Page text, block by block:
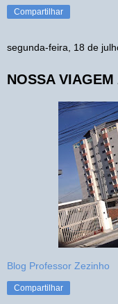
Compartilhar
segunda-feira, 18 de
NOSSA
Blog Professor Zezinho
Compartilhar